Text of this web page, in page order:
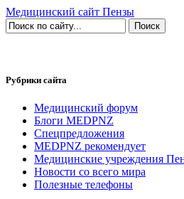
Медицинский сайт Пензы
Рубрики сайта
Медицинский форум
Блоги MEDPNZ
Спецпредложения
MEDPNZ рекомендует
Медицинские учреждения
Новости со всего мира
Полезные телефоны